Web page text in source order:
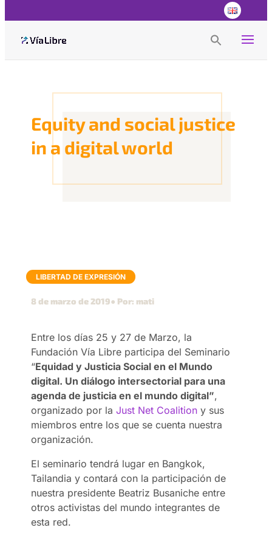
Search Button
Equity and social justice
in a digital world
LIBERTAD DE EXPRESIÓN
8 de marzo de 2019● Por: mati
Entre los días 25 y 27 de Marzo, la
Fundación Vía Libre participa del Seminario
“Equidad y Justicia Social en el Mundo
digital. Un diálogo intersectorial para una
agenda de justicia en el mundo digital”,
organizado por laJust Net Coalition y sus
miembros entre los que se cuenta nuestra
organización.
El seminario tendrá lugar en Bangkok,
Tailandia y contará con la participación de
nuestra presidente Beatriz Busaniche entre
otros activistas del mundo integrantes de
esta red.